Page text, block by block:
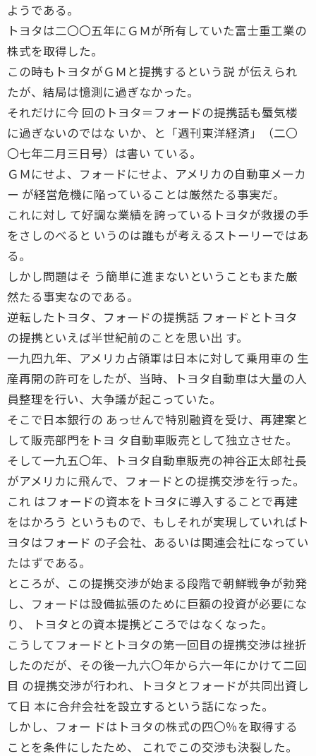
ようである。
トヨタは二〇〇五年にＧＭが所有していた富士重工業の
株式を取得した。
この時もトヨタがＧＭと提携するという説 が伝えられ
たが、結局は憶測に過ぎなかった。
それだけに今 回のトヨタ＝フォードの提携話も蜃気楼
に過ぎないのではな いか、と「週刊東洋経済」（二〇
〇七年二月三日号）は書い ている。
ＧＭにせよ、フォードにせよ、アメリカの自動車メーカ
ー が経営危機に陥っていることは厳然たる事実だ。
これに対し て好調な業績を誇っているトヨタが救援の手
をさしのべると いうのは誰もが考えるストーリーではあ
る。
しかし問題はそ う簡単に進まないということもまた厳
然たる事実なのである。
逆転したトヨタ、フォードの提携話 フォードとトヨタ
の提携といえば半世紀前のことを思い出 す。
一九四九年、アメリカ占領軍は日本に対して乗用車の 生
産再開の許可をしたが、当時、トヨタ自動車は大量の人
員整理を行い、大争議が起こっていた。
そこで日本銀行の あっせんで特別融資を受け、再建案と
して販売部門をトヨ タ自動車販売として独立させた。
そして一九五〇年、トヨタ自動車販売の神谷正太郎社長
がアメリカに飛んで、フォードとの提携交渉を行った。
これ はフォードの資本をトヨタに導入することで再建
をはかろう というもので、もしそれが実現していればト
ヨタはフォード の子会社、あるいは関連会社になってい
たはずである。
ところが、この提携交渉が始まる段階で朝鮮戦争が勃発
し、フォードは設備拡張のために巨額の投資が必要にな
り、 トヨタとの資本提携どころではなくなった。
こうしてフォードとトヨタの第一回目の提携交渉は挫折
したのだが、その後一九六〇年から六一年にかけて二回
目 の提携交渉が行われ、トヨタとフォードが共同出資し
て日 本に合弁会社を設立するという話になった。
しかし、フォー ドはトヨタの株式の四〇％を取得する
ことを条件にしたため、 これでこの交渉も決裂した。